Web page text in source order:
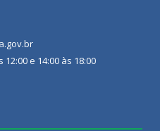
e 14:00 às 18:00